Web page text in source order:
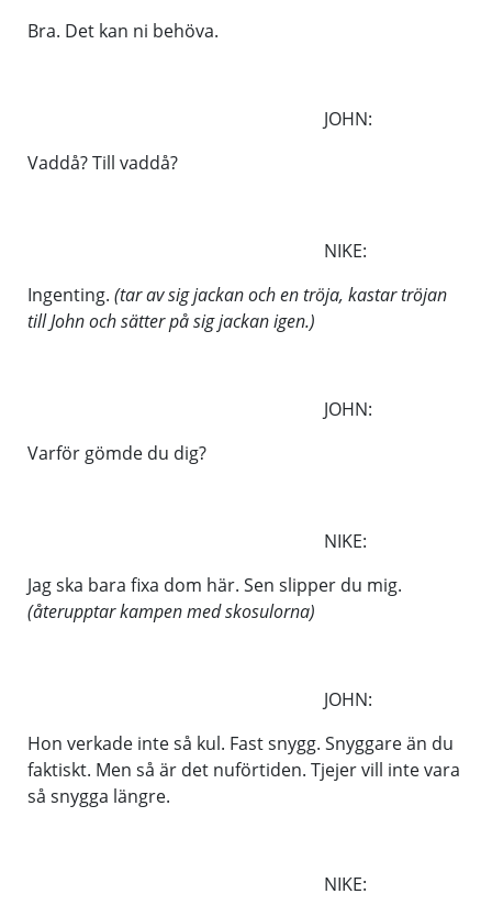
Bra. Det kan ni behöva.
JOHN:
Vaddå? Till vaddå?
NIKE:
Ingenting. (tar av sig jackan och en tröja, kastar tröjan
till John och sätter på sig jackan igen.)
JOHN:
Varför gömde du dig?
NIKE:
Jag ska bara fixa dom här. Sen slipper du mig.
(återupptar kampen med skosulorna)
JOHN:
Hon verkade inte så kul. Fast snygg. Snyggare än du
faktiskt. Men så är det nuförtiden. Tjejer vill inte vara
så snygga längre.
NIKE: